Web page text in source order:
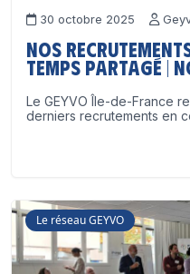
30 octobre 2025
Nos
temps partagé |
Le GEYVO Île-de-France
derniers recrutements en
Le réseau GEYVO